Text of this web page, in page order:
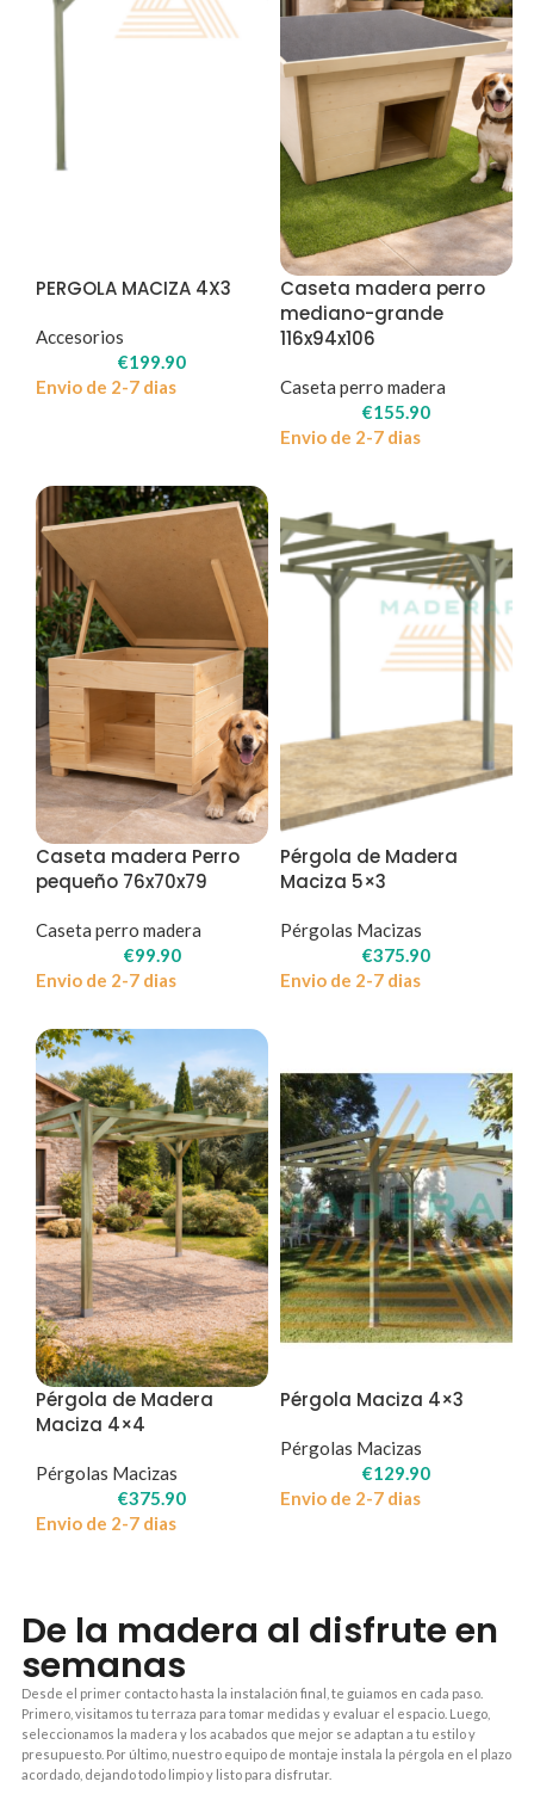
PERGOLA MACIZA 4X3
Accesorios
€199.90
Envio de 2-7 dias
Caseta madera perro
mediano-grande
116x94x106
Caseta perro madera
€155.90
Envio de 2-7 dias
Caseta madera Perro
pequeño 76x70x79
Caseta perro madera
€99.90
Envio de 2-7 dias
Pérgola de Madera
Maciza 5×3
Pérgolas Macizas
€375.90
Envio de 2-7 dias
Pérgola de Madera
Maciza 4×4
Pérgolas Macizas
€375.90
Envio de 2-7 dias
Pérgola Maciza 4×3
Pérgolas Macizas
€129.90
Envio de 2-7 dias
De la madera al disfrute en
semanas
Desde el primer contacto hasta la instalación final, te guiamos en cada paso.
Primero, visitamos tu terraza para tomar medidas y evaluar el espacio. Luego,
seleccionamos la madera y los acabados que mejor se adaptan a tu estilo y
presupuesto. Por último, nuestro equipo de montaje instala la pérgola en el plazo
acordado, dejando todo limpio y listo para disfrutar.